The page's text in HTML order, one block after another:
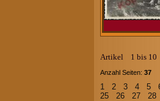
Artikel 1 bis
Anzahl Seiten: 37
1 2 3 4 5
25
26 27